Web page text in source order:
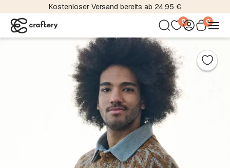
Kostenloser Versand bereits ab 24,95 €
0 0